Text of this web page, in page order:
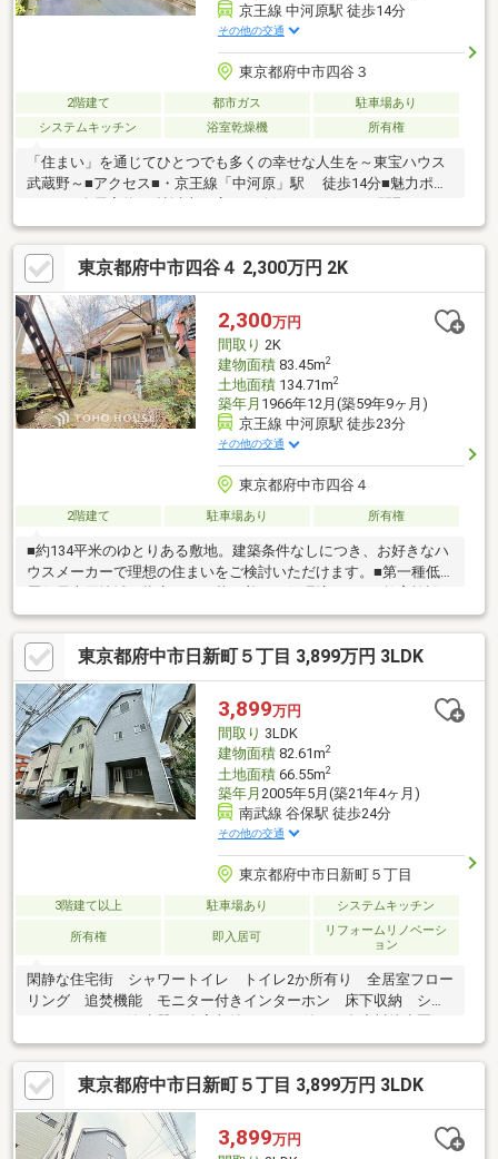
京王線 中河原駅 徒歩14分
その他の交通
東京都府中市四谷３
2階建て 都市ガス
駐車場あり
システムキッチン
浴室乾燥機 所有権
「住まい」を通じてひとつでも多くの幸せな人生を～東宝ハウス
武蔵野～■アクセス■・京王線「中河原」駅 徒歩14分■魅力ポイ
す。・リビングと隣接する和室の引き戸を開放し、約20.0帖の空
間として利用可能。・各階に設置された洗面台は、朝の慌ただし
い時間帯にも便利。■設備■・カウンターキッチンが採用されてい
ます。キッチンに居ながら、リビングダイニングを見渡せま
す。・各洋室にクローゼットがあり、多様な収納が魅力。■周辺
環境■・西友 中河原店（24時間営業）まで徒歩13分・府中市立四
谷小学校まで徒歩7分
東京都府中市四谷４ 2,300万円 2K
2,300万円
間取り 2K
建物面積83.45m2
土地面積134.71m2
築年月 1966年12月(築59年9ヶ月)
京王線 中河原駅 徒歩23分
その他の交通
東京都府中市四谷４
2階建て 駐車場あり 所有権
■約134平米のゆとりある敷地。建築条件なしにつき、お好きなハ
ウスメーカーで理想の住まいをご検討いただけます。■第一種低
が揃っており、子育て世代のご家族にも安心の立地です。【３６
５日 年中無休】見学予約システムに対象日付が指定できない場
合でも、原則即日ご対応可能です。定休日を設けない対応力でお
客様の見たい知りたいを叶えます。【住宅ローンに強い！】指定
機関はなく、都市銀行をはじめ各金融機関と取引可能！【グルー
プ創業50年】確かな実績と安心のアフターサポートでお客様ファ
ーストを実現いたします。
東京都府中市日新町５丁目 3,899万円 3LDK
3,899万円
間取り 3LDK
建物面積82.61m2
土地面積66.55m2
築年月 2005年5月(築21年4ヶ月)
南武線 谷保駅 徒歩24分
その他の交通
東京都府中市日新町５丁目
3階建て以上 駐車場あり システムキッチン
所有権 即入居可
リフォームリノベーシ
ョン
閑静な住宅街 シャワートイレ トイレ2か所有り 全居室フロー
リング 追焚機能 モニター付きインターホン 床下収納 シス
内 前面道路6ｍ公道
東京都府中市日新町５丁目 3,899万円 3LDK
3,899万円